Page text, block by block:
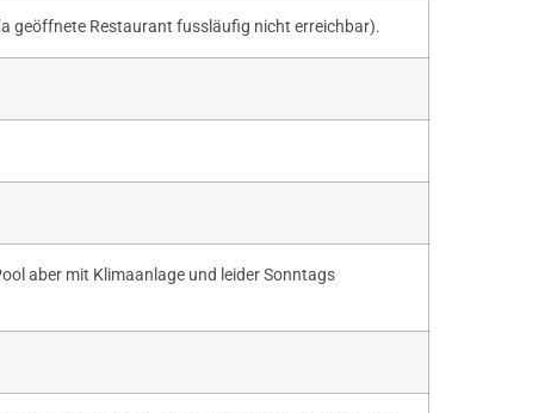
geöffnete Restaurant fussläufig nicht erreichbar).
aber mit Klimaanlage und leider Sonntags